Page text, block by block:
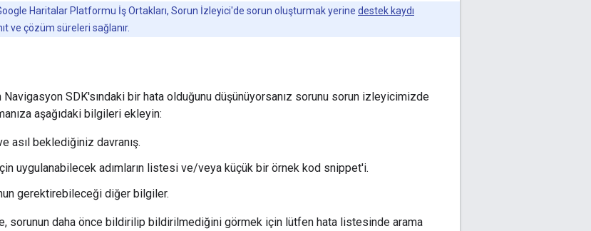
Haritalar Platformu İş Ortakları, Sorun İzleyici'de sorun oluşturmak yerine destek kaydı
ve çözüm süreleri sağlanır.
Navigasyon SDK'sındaki bir hata olduğunu düşünüyorsanız sorunu sorun izleyicimizde
aşağıdaki bilgileri ekleyin:
asıl beklediğiniz davranış.
uygulanabilecek adımların listesi ve/veya küçük bir örnek kod snippet'i.
gerektirebileceği diğer bilgiler.
sorunun daha önce bildirilip bildirilmediğini görmek için lütfen hata listesinde arama